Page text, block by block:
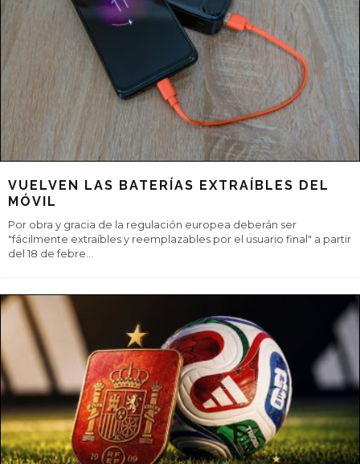
VUELVEN LAS BATERÍAS EXTRAÍBLES DEL
MÓVIL
Por obra y gracia de la regulación europea deberán ser
"fácilmente extraíbles y reemplazables por el usuario final" a partir
del 18 de febre